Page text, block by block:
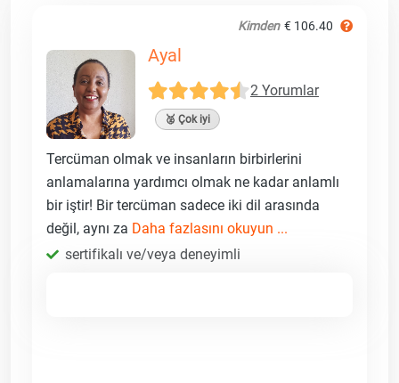
Kimden € 106.40
Ayal
2 Yorumlar
🥈 Çok iyi
Tercüman olmak ve insanların birbirlerini
anlamalarına yardımcı olmak ne kadar anlamlı
bir iştir! Bir tercüman sadece iki dil arasında
değil, aynı za Daha fazlasını okuyun ...
sertifikalı ve/veya deneyimli